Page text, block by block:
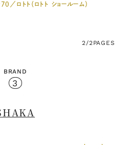
／ロトト（ロトト ショールーム）
2/2 PAGES
BRAND
3